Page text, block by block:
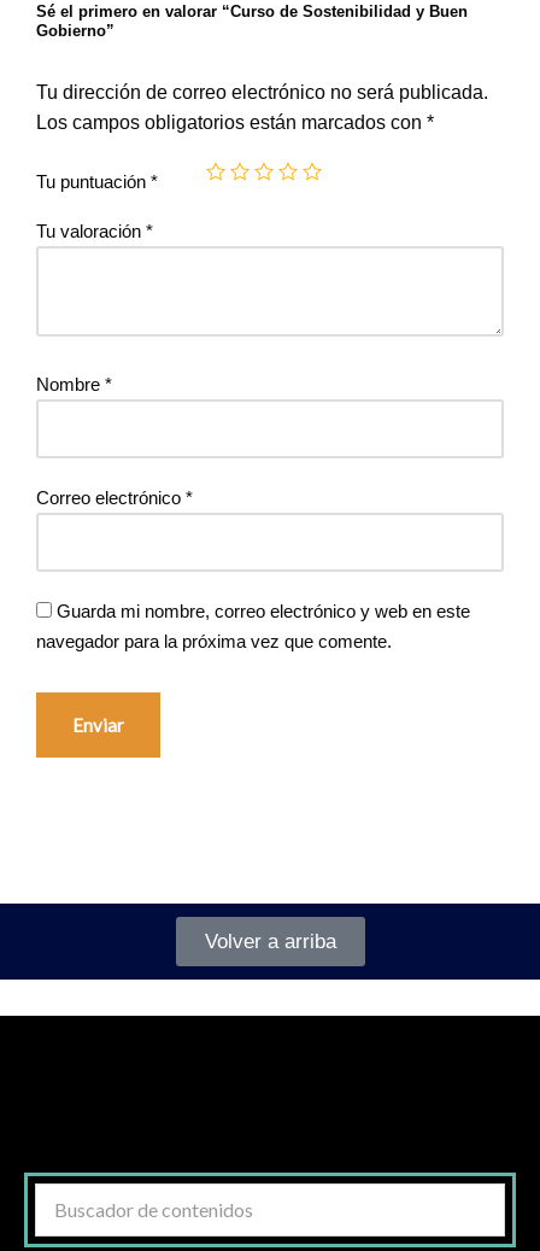
Sé el primero en valorar “Curso de Sostenibilidad y Buen
Gobierno”
Tu dirección de correo electrónico no será publicada.
Los campos obligatorios están marcados con *
Tu puntuación *
Tu valoración *
Nombre *
Correo electrónico *
Guarda mi nombre, correo electrónico y web en este
navegador para la próxima vez que comente.
Volver a arriba